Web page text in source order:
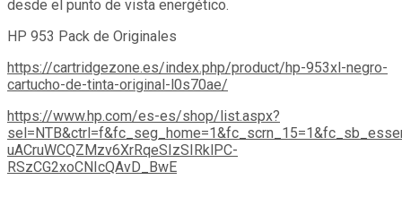
desde el punto de vista energético.
HP 953 Pack de Originales
https://cartridgezone.es/index.php/product/hp-953xl-negro-
cartucho-de-tinta-original-l0s70ae/
https://www.hp.com/es-es/shop/list.aspx?
uACruWCQZMzv6XrRqeSIzSIRklPC-
RSzCG2xoCNIcQAvD_BwE